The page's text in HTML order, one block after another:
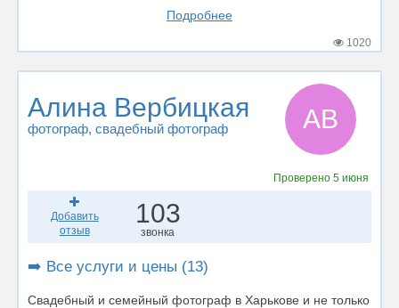
Подробнее
1020
Алина Вербицкая
фотограф, свадебный фотограф АВ
Проверено 5 июня
Добавить
отзыв
103
звонка
➡️ Все услуги и цены (13)
Свадебный и семейный фотограф в Харькове и не только